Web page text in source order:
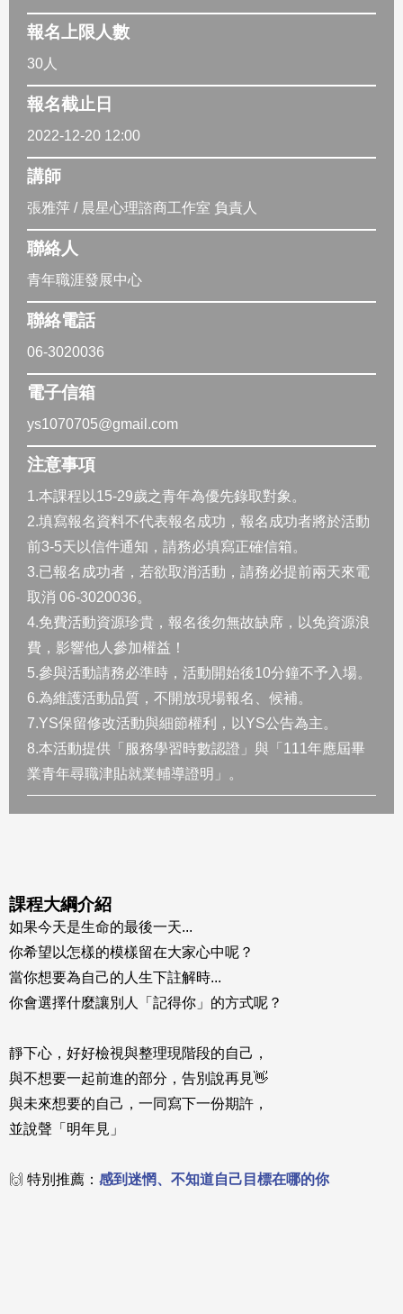
報名上限人數
30人
報名截止日
2022-12-20 12:00
講師
張雅萍 / 晨星心理諮商工作室 負責人
聯絡人
青年職涯發展中心
聯絡電話
06-3020036
電子信箱
ys1070705@gmail.com
注意事項
1.本課程以15-29歲之青年為優先錄取對象。
2.填寫報名資料不代表報名成功，報名成功者將於活動
前3-5天以信件通知，請務必填寫正確信箱。
3.已報名成功者，若欲取消活動，請務必提前兩天來電
取消 06-3020036。
4.免費活動資源珍貴，報名後勿無故缺席，以免資源浪
費，影響他人參加權益！
5.參與活動請務必準時，活動開始後10分鐘不予入場。
6.為維護活動品質，不開放現場報名、候補。
7.YS保留修改活動與細節權利，以YS公告為主。
8.本活動提供「服務學習時數認證」與「111年應屆畢
業青年尋職津貼就業輔導證明」。
課程大綱介紹
如果今天是生命的最後一天...
你希望以怎樣的模樣留在大家心中呢？
當你想要為自己的 人生下註解時...
你會選擇什麼讓別人「記得你」的方式呢？
靜下心，好好檢視與整理現階段的自己，
與不想要一起前進的部分，告別說再見👋
與未來想要的自己，一同寫下一份期許，
並說聲「明年見」
🙌 特別推薦： 感到迷惘、不知道自己目標在哪的你